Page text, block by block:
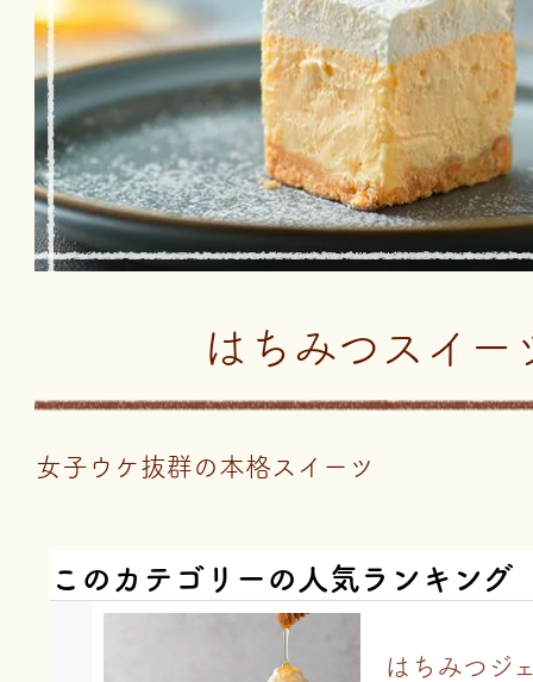
はちみつスイー
女子ウケ抜群の本格スイーツ
このカテゴリーの人気ランキング
はちみつジ